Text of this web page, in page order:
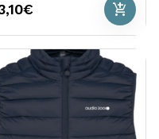
add_shopping_cart